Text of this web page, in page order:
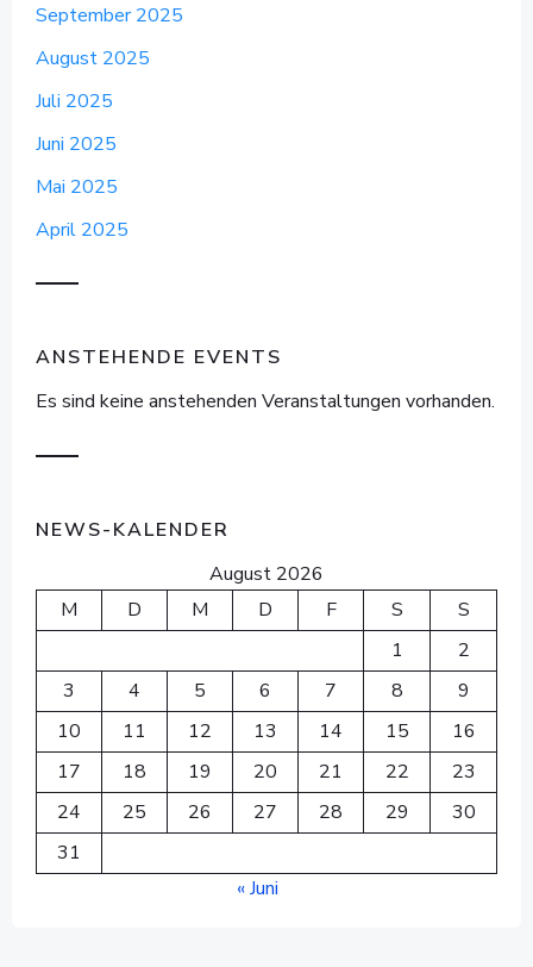
September 2025
August 2025
Juli 2025
Juni 2025
Mai 2025
April 2025
ANSTEHENDE EVENTS
Es sind keine anstehenden Veranstaltungen vorhanden.
NEWS-KALENDER
August 2026
M
D M D F S
S
1
2
3
4 5 6 7 8
9
10
11 12 13 14 15
16
17
18 19 20 21 22
23
24
25 26 27 28 29
30
31
« Juni